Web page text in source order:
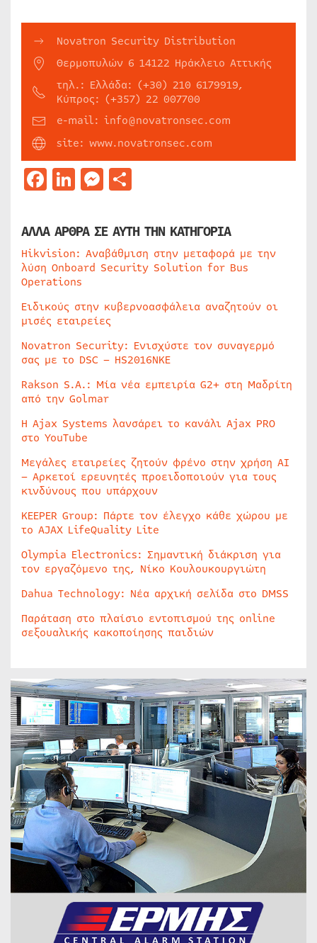
Novatron Security Distribution
Θερμοπυλών 6 14122 Ηράκλειο Αττικής
τηλ.: Ελλάδα: (+30) 210 6179919,
Κύπρος: (+357) 22 007700
e-mail: info@novatronsec.com
site: www.novatronsec.com
Facebook
LinkedIn
Messenger
ΑΛΛΑ ΑΡΘΡΑ ΣΕ ΑΥΤΗ ΤΗΝ ΚΑΤΗΓΟΡΙΑ
Hikvision: Αναβάθμιση στην μεταφορά με την
λύση Onboard Security Solution for Bus
Operations
Ειδικούς στην κυβερνοασφάλεια αναζητούν οι
μισές εταιρείες
Novatron Security: Ενισχύστε τον συναγερμό
σας με το DSC – HS2016NKE
Rakson S.A.: Μία νέα εμπειρία G2+ στη Μαδρίτη
από την Golmar
Η Ajax Systems λανσάρει το κανάλι Ajax PRO
στο YouTube
Μεγάλες εταιρείες ζητούν φρένο στην χρήση AI
– Αρκετοί ερευνητές προειδοποιούν για τους
κινδύνους που υπάρχουν
KEEPER Group: Πάρτε τον έλεγχο κάθε χώρου με
το AJAX LifeQuality Lite
Olympia Electronics: Σημαντική διάκριση για
τον εργαζόμενο της, Νίκο Κουλουκουργιώτη
Dahua Technology: Νέα αρχική σελίδα στο DMSS
Παράταση στο πλαίσιο εντοπισμού της online
σεξουαλικής κακοποίησης παιδιών